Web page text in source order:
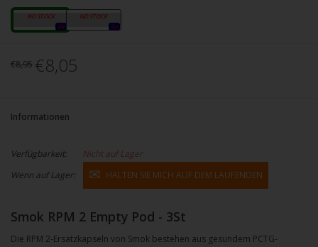
U / min 2
0x
U / min
0x
€8,95 €8,05
Informationen
Verfügbarkeit:
Nicht auf Lager
Wenn auf Lager:
HALTEN SIE MICH AUF DEM LAUFENDEN
Smok RPM 2 Empty Pod - 3St
Die RPM 2-Ersatzkapseln von Smok bestehen aus gesundem PCTG-